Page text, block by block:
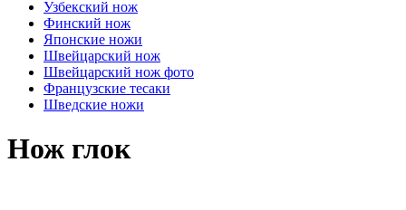
Узбекский нож
Финский нож
Японские ножи
Швейцарский нож
Швейцарский нож фото
Французские тесаки
Шведские ножи
Нож глок